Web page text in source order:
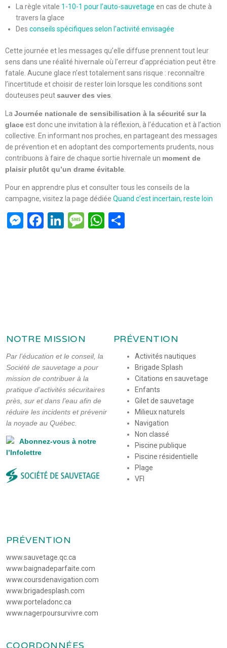
La règle vitale 1-10-1 pour l’auto-sauvetage en cas de chute à
travers la glace
Des conseils spécifiques selon l’activité envisagée
Cette journée et les messages qu’elle diffuse prennent tout leur
sens dans une réalité hivernale où l’erreur d’appréciation peut être
fatale. Aucune glace n’est totalement sans risque : reconnaître
l’incertitude et choisir de rester loin lorsque les conditions sont
douteuses peutsauver des vies
La Journée nationale de sensibilisation à la sécurité sur la
glaceest donc une invitation à la réflexion, à l’éducation et à l’action
collective. En informant nos proches, en partageant des messages
de prévention et en adoptant des comportements prudents, nous
contribuons à faire de chaque sortie hivernale un moment de
plaisir plutôt qu’un drame évitable
Pour en apprendre plus et consulter tous les conseils de la
campagne, visitez la page dédiée Quand c’est incertain, reste loin
M F
Li
M W
NOTRE MISSION
Par l’éducation et le conseil, la
Société de sauvetage a pour
mission de contribuer à la
pratique d’activités sécuritaires
près, sur et dans l’eau afin de
réduire les incidents et prévenir
la noyade au Québec.
Abonnez-vous à notre
l’Infolettre
PRÉVENTION
Activités nautiques
Brigade Splash
Citations en sauvetage
Enfants
Gilet de sauvetage
Milieux naturels
Navigation
Non classé
Piscine publique
Piscine résidentielle
Plage
VFI
PRÉVENTION
www.sauvetage.qc.ca
www.baignadeparfaite.com
www.coursdenavigation.com
www.brigadesplash.com
www.porteladonc.ca
www.nagerpoursurvivre.com
COORDONNÉES